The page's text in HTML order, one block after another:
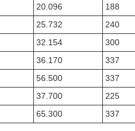
20.096 188
25.732 240
32.154 300
36.170 337
56.500 337
37.700 225
65.300 337